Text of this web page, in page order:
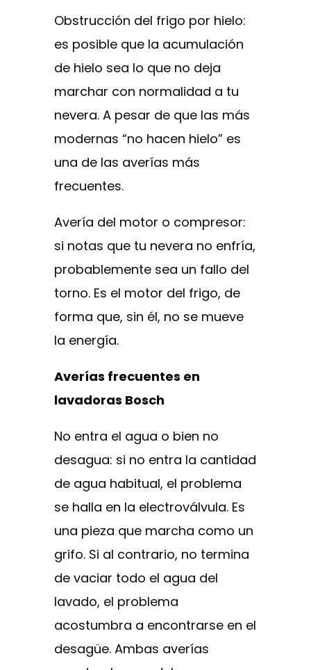
Obstrucción del frigo por hielo:
es posible que la acumulación
de hielo sea lo que no deja
marchar con normalidad a tu
nevera. A pesar de que las más
modernas “no hacen hielo” es
una de las averías más
frecuentes.
Avería del motor o compresor:
si notas que tu nevera no enfría,
probablemente sea un fallo del
torno. Es el motor del frigo, de
forma que, sin él, no se mueve
la energía.
Averías frecuentes en
lavadoras Bosch
No entra el agua o bien no
desagua: si no entra la cantidad
de agua habitual, el problema
se halla en la electroválvula. Es
una pieza que marcha como un
grifo. Si al contrario, no termina
de vaciar todo el agua del
lavado, el problema
acostumbra a encontrarse en el
desagüe. Ambas averías